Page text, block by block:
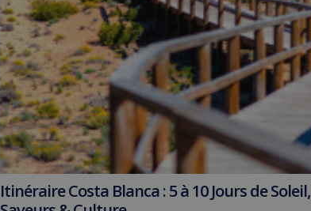
Itinéraire Costa Blanca : 5 à 10 Jours de Soleil,